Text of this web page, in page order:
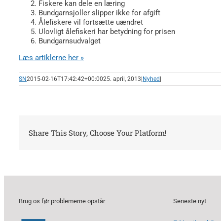
Fiskere kan dele en læring
Bundgarnsjoller slipper ikke for afgift
Ålefiskere vil fortsætte uændret
Ulovligt ålefiskeri har betydning for prisen
Bundgarnsudvalget
Læs artiklerne her »
SN2015-02-16T17:42:42+00:0025. april, 2013 Nyhed
Share This Story, Choose Your Platform!
Brug os før problemerne opstår Seneste nyt